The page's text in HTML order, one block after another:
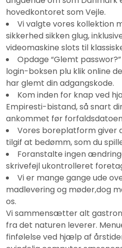
hovedkontoret som Vejle.
Vi valgte vores kollektion
sikkerhed sikken glug,
videomaskine slots til
Opdage “Glemt
login-boksen plu klik online
har glemt din adgangskode.
Kom inden for knap ved
Empiresti-bistand, så snart
ankommet før
Vores boreplatform giver
tilgif at bedømm, som du
Foranstalte ingen
skrivefejl ukontrolleret
Vi er mange gange ude
madlevering og møder,dog
os.
Vi sammensætter alt
fra det naturen leverer.
finfølelse ved hjælp af